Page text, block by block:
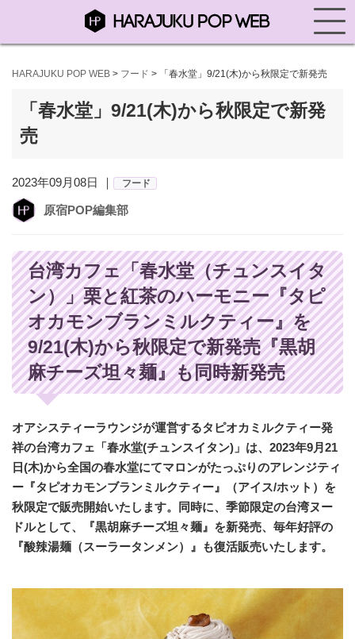
HARAJUKU POP WEB > フード > 「春水堂」9/21(木)から秋限定で新発売
「春水堂」9/21(木)から秋限定で新発
売
2023年09月08日 ｜ フード
原宿POP編集部
台湾カフェ「春水堂（チュンスイタ
ン）」栗と紅茶のハーモニー『タピ
オカモンブランミルクティー』を
9/21(木)から秋限定で新発売『黒胡
麻チーズ坦々麺』も同時新発売
オアシスティーラウンジが運営するタピオカミルクティー発
祥の台湾カフェ「春水堂(チュンスイタン)」は、2023年9月21
日(木)から全国の春水堂にてマロンがたっぷりのアレンジティ
ー『タピオカモンブランミルクティー』（アイス/ホット）を
秋限定で販売開始いたします。同時に、季節限定の台湾ヌー
ドルとして、『黒胡麻チーズ坦々麺』を新発売、毎年好評の
『酸辣湯麺（スーラータンメン）』も復活販売いたします。